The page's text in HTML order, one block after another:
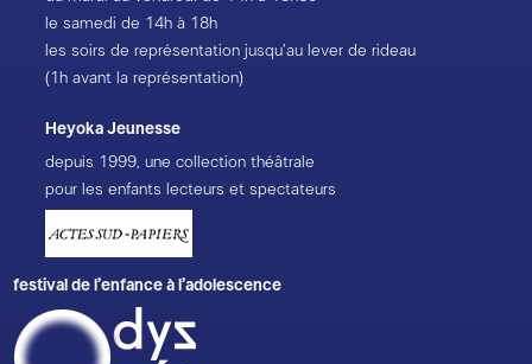
présentes dans La Vie parisienne. La ville, c’est
l’espace où règne la loi humaine.Olivier Coulon-
Jablonka
le samedi de 14h à 18h
les soirs de représentation jusqu’au lever de rideau
(1h avant la représentation)
Heyoka Jeunesse
depuis 1999, une collection théâtrale
pour les enfants lecteurs et spectateurs
festival de l’enfance à l’adolescence